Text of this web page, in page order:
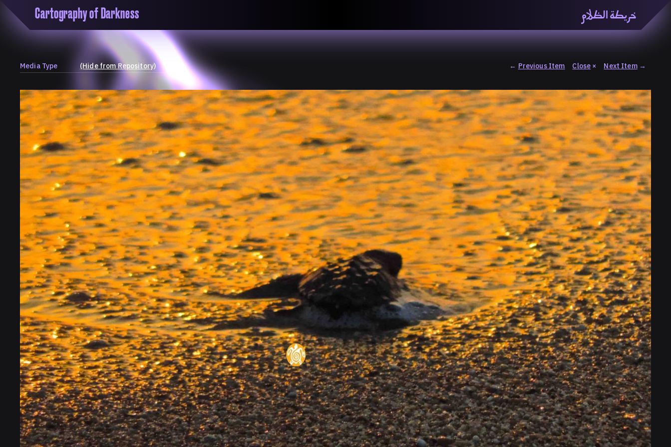
Cartography of Darkness خريطة الظلام
'Cartogrophy of Darkness' is a transclusive, collective
research platform dedicated to exploring universalisms and
the unity of knowledge in our highly obfuscated, crisis-
ridden age. The platform is comprised of a triad of spaces: a
map, a repository and a periodical.
About
ماهيتنا
Contributors
المساهمين
Colophon
التختيم
«خريطة الظّلام» هي منصّة بحثيّة تشاركيّة تستقصي مفاهيم العالميّة
Media Type (Hide from Repository) ← Previous Item Close × Next Item→